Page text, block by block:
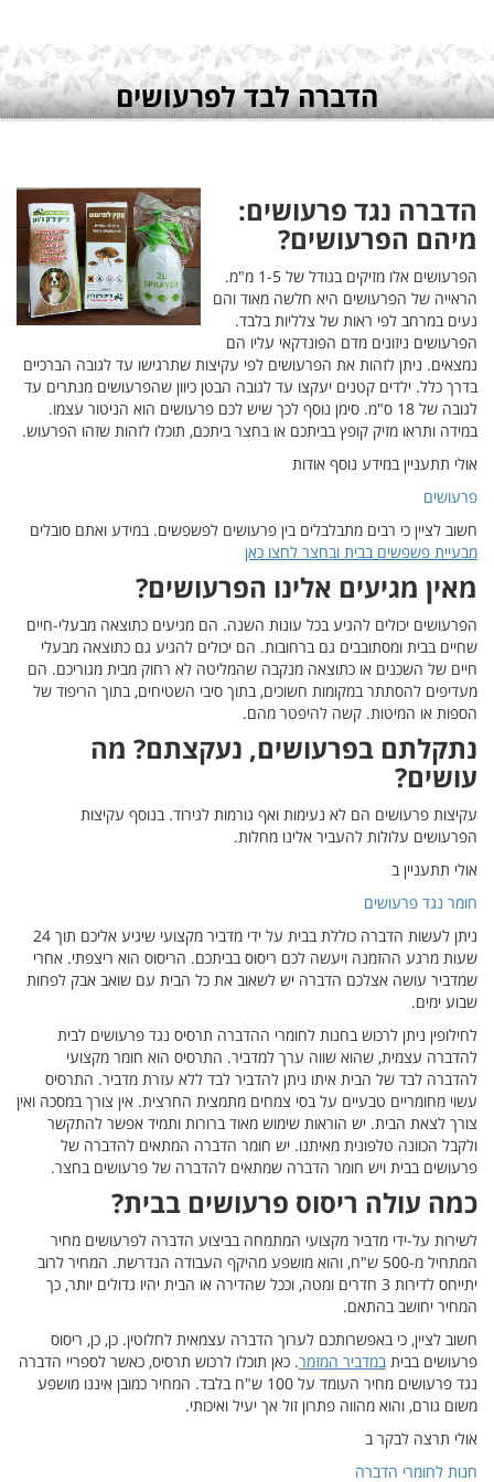
הברכיים
עד
עצמו.
הפרעוש.
סובלים
חיים
מבעלי
הם
של
ניתן לעשות הדברה כוללת בבית על ידי מדביר מקצועי שיגיע אליכם תוך 24
אחרי
לפחות
ואין
של
מחיר
לרוב
יותר, כך
הדברה
איננו מושפע